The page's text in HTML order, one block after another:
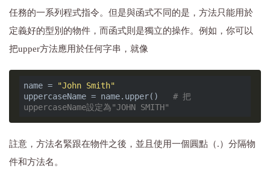
任務的一系列程式指令。但是與函式不同的是，方法只能用於
定義好的型別的物件，而函式則是獨立的操作。例如，你可以
把upper方法應用於任何字串，就像
name =
"John Smith"
uppercaseName = name.upper() # 把
uppercaseName設定為"JOHN SMITH"
註意，方法名緊跟在物件之後，並且使用一個圓點（.）分隔物
件和方法名。